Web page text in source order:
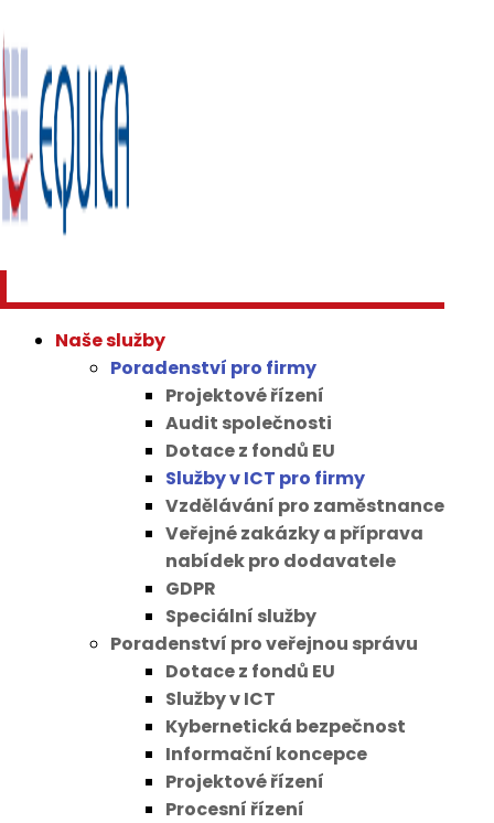
Naše služby
Poradenství pro firmy
Projektové řízení
Audit společnosti
Dotace z fondů EU
Služby v ICT pro firmy
Vzdělávání pro zaměstnance
Veřejné zakázky a příprava
nabídek pro dodavatele
GDPR
Speciální služby
Poradenství pro veřejnou správu
Dotace z fondů EU
Služby v ICT
Kybernetická bezpečnost
Informační koncepce
Projektové řízení
Procesní řízení